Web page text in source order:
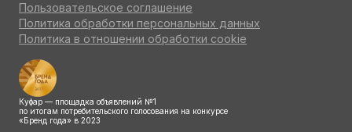
Пользовательское соглашение
Политика обработки персональных данных
Политика в отношении обработки cookie
Куфар — площадка объявлений №1
по итогам потребительского голосования на конкурсе
«Бренд года» в 2023